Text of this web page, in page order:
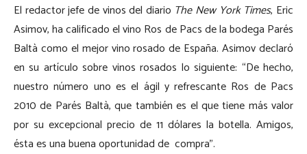
El redactor jefe de vinos del diario The New York Times, Eric
Asimov, ha calificado el vino Ros de Pacs de la bodega Parés
Baltà como el mejor vino rosado de España. Asimov declaró
en su artículo sobre vinos rosados lo siguiente: “De hecho,
nuestro número uno es el ágil y refrescante Ros de Pacs
2010 de Parés Baltà, que también es el que tiene más valor
por su excepcional precio de 11 dólares la botella. Amigos,
ésta es una buena oportunidad de compra”.